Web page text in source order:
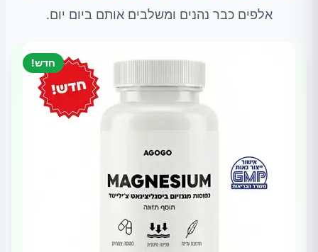
אלפים כבר נהנים ומשלבים אותם ביום יום.
חדש!